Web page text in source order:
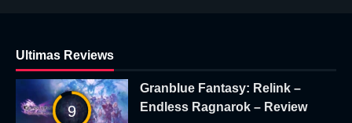
Ultimas Reviews
9
Granblue Fantasy: Relink –
Endless Ragnarok – Review